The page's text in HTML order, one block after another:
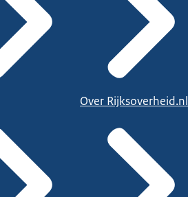
Over Rijksoverheid.nl